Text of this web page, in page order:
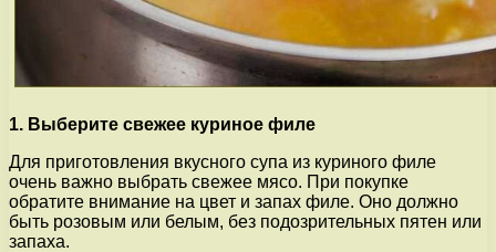
1. Выберите свежее куриное филе
Для приготовления вкусного супа из куриного филе
очень важно выбрать свежее мясо. При покупке
обратите внимание на цвет и запах филе. Оно должно
быть розовым или белым, без подозрительных пятен или
запаха.